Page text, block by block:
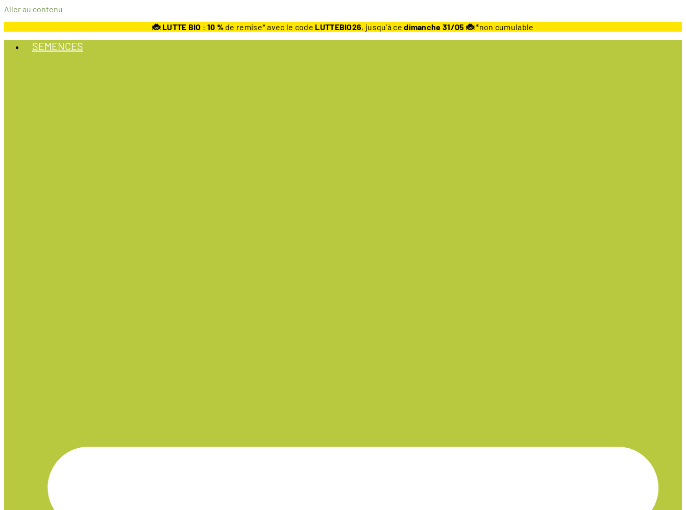
Aller au contenu
🐞 LUTTE BIO : 10 %de remise* avec le code LUTTEBIO26, jusqu’à cedimanche 31/05 🐞*non cumulable
SEMENCES